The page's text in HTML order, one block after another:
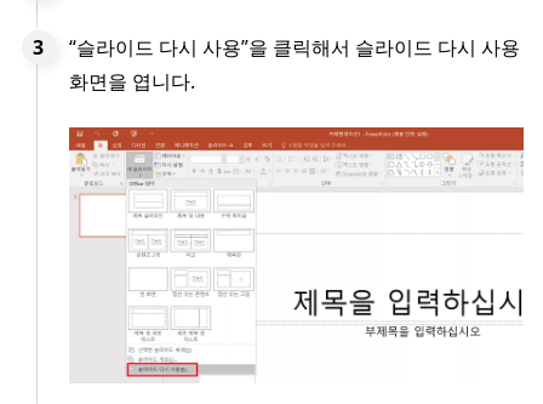
“슬라이드 다시 사용”을 클릭해서 슬라이드 다시 사용
화면을 엽니다.